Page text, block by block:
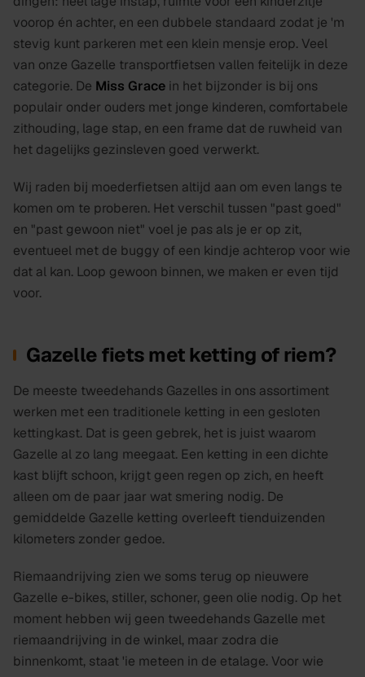
voorop én achter, en een dubbele standaard zodat je 'm
stevig kunt parkeren met een klein mensje erop. Veel
van onze Gazelle transportfietsen vallen feitelijk in deze
categorie. De Miss Grace in het bijzonder is bij ons
populair onder ouders met jonge kinderen, comfortabele
zithouding, lage stap, en een frame dat de ruwheid van
het dagelijks gezinsleven goed verwerkt.
Wij raden bij moederfietsen altijd aan om even langs te
komen om te proberen. Het verschil tussen "past goed"
en "past gewoon niet" voel je pas als je er op zit,
eventueel met de buggy of een kindje achterop voor wie
dat al kan. Loop gewoon binnen, we maken er even tijd
voor.
Gazelle fiets met ketting of riem?
De meeste tweedehands Gazelles in ons assortiment
werken met een traditionele ketting in een gesloten
kettingkast. Dat is geen gebrek, het is juist waarom
Gazelle al zo lang meegaat. Een ketting in een dichte
kast blijft schoon, krijgt geen regen op zich, en heeft
alleen om de paar jaar wat smering nodig. De
gemiddelde Gazelle ketting overleeft tienduizenden
kilometers zonder gedoe.
Riemaandrijving zien we soms terug op nieuwere
Gazelle e-bikes, stiller, schoner, geen olie nodig. Op het
moment hebben wij geen tweedehands Gazelle met
riemaandrijving in de winkel, maar zodra die
binnenkomt, staat 'ie meteen in de etalage. Voor wie